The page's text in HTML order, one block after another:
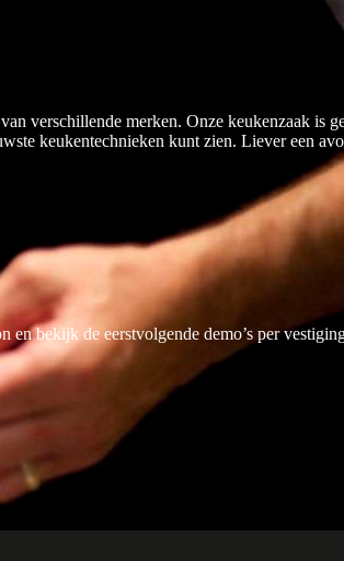
verschillende merken. Onze keukenzaak is
keukentechnieken kunt zien. Liever een
bekijk de eerstvolgende demo’s per